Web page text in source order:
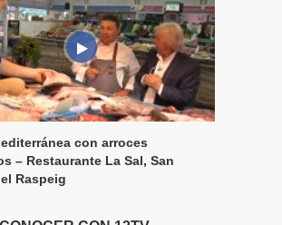
con arroces
– Restaurante La Sal, San
Raspeig